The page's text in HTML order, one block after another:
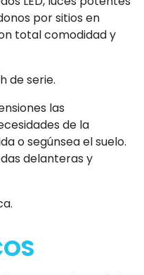
por sitios en
total comodidad y
de serie.
las
de la
o segúnsea el suelo.
delanteras y